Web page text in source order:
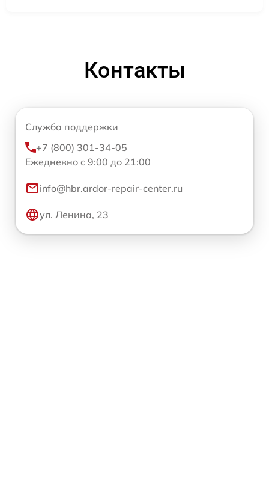
Контакты
Служба поддержки
+7 (800) 301-34-05
Ежедневно с 9:00 до 21:00
info@hbr.ardor-repair-center.ru
ул. Ленина, 23